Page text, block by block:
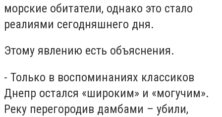
морские обитатели, однако это стало
реалиями сегодняшнего дня.
Этому явлению есть объяснения.
- Только в воспоминаниях классиков
Днепр остался «широким» и «могучим».
Реку перегородив дамбами – убили,